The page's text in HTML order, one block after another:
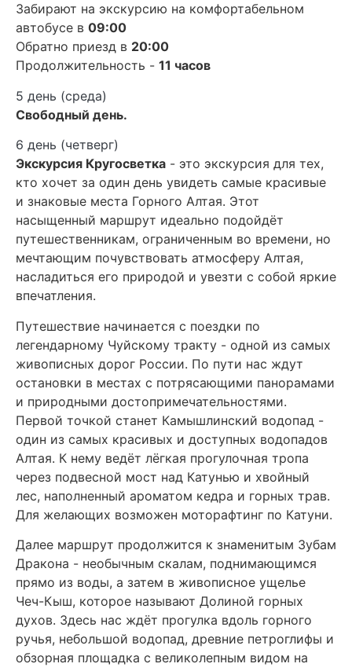
Забирают на экскурсию на комфортабельном
автобусе в 09:00
Обратно приезд в 20:00
Продолжительность - 11 часов
5 день (среда)
Свободный день.
6 день (четверг)
Экскурсия Кругосветка - это экскурсия для тех,
кто хочет за один день увидеть самые красивые
и знаковые места Горного Алтая. Этот
насыщенный маршрут идеально подойдёт
путешественникам, ограниченным во времени, но
мечтающим почувствовать атмосферу Алтая,
насладиться его природой и увезти с собой яркие
впечатления.
Путешествие начинается с поездки по
легендарному Чуйскому тракту - одной из самых
живописных дорог России. По пути нас ждут
остановки в местах с потрясающими панорамами
и природными достопримечательностями.
Первой точкой станет Камышлинский водопад -
один из самых красивых и доступных водопадов
Алтая. К нему ведёт лёгкая прогулочная тропа
через подвесной мост над Катунью и хвойный
лес, наполненный ароматом кедра и горных трав.
Для желающих возможен моторафтинг по Катуни.
Далее маршрут продолжится к знаменитым Зубам
Дракона - необычным скалам, поднимающимся
прямо из воды, а затем в живописное ущелье
Чеч-Кыш, которое называют Долиной горных
духов. Здесь нас ждёт прогулка вдоль горного
ручья, небольшой водопад, древние петроглифы и
обзорная площадка с великолепным видом на